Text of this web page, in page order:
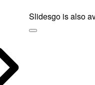
Slidesgo is also